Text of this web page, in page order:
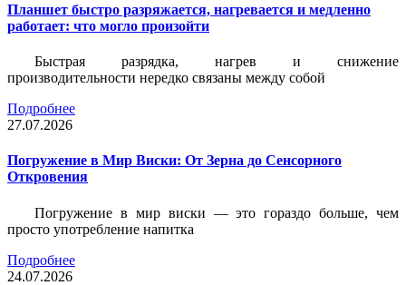
Планшет быстро разряжается, нагревается и медленно
работает: что могло произойти
Быстрая разрядка, нагрев и снижение
производительности нередко связаны между собой
Подробнее
27.07.2026
Погружение в Мир Виски: От Зерна до Сенсорного
Откровения
Погружение в мир виски — это гораздо больше, чем
просто употребление напитка
Подробнее
24.07.2026